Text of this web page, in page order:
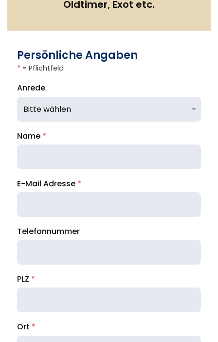
Oldtimer, Exot etc.
Persönliche Angaben
* = Pflichtfeld
Anrede
Name *
E-Mail Adresse *
Telefonnummer
PLZ *
Ort *